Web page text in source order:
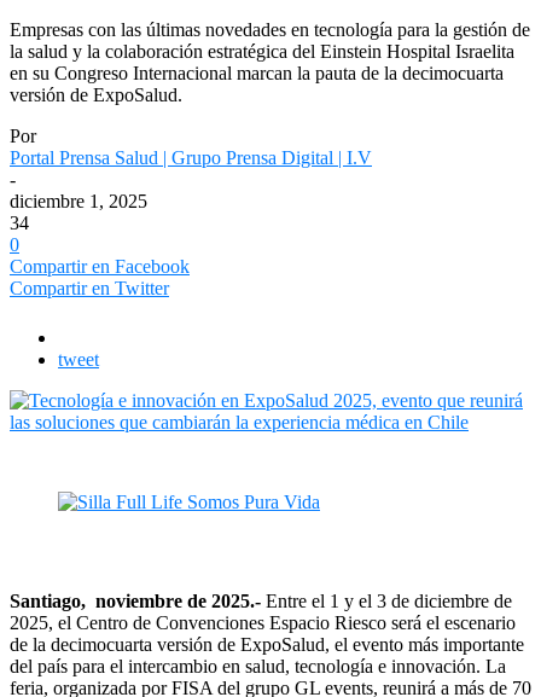
Empresas con las últimas novedades en tecnología para la gestión de
la salud y la colaboración estratégica del Einstein Hospital Israelita
en su Congreso Internacional marcan la pauta de la decimocuarta
versión de ExpoSalud.
Por
Portal Prensa Salud | Grupo Prensa Digital | I.V
-
diciembre 1, 2025
34
0
Compartir en Facebook
Compartir en Twitter
tweet
Santiago, noviembre de 2025.- Entre el 1 y el 3 de diciembre de
2025, el Centro de Convenciones Espacio Riesco será el escenario
de la decimocuarta versión de ExpoSalud, el evento más importante
del país para el intercambio en salud, tecnología e innovación. La
feria, organizada por FISA del grupo GL events, reunirá a más de 70